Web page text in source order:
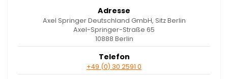
Adresse
Axel Springer Deutschland GmbH, Sitz Berlin
Axel-Springer-Straße 65
10888 Berlin
Telefon
+49 (0) 30 2591 0